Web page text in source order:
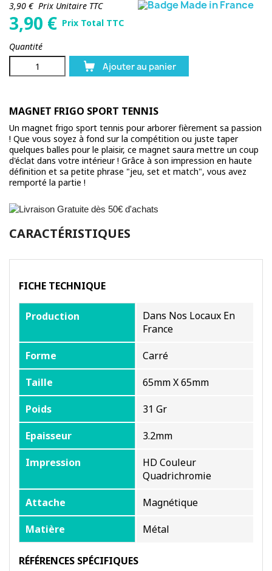
3,90 €Prix Unitaire TTC
3,90 € Prix Total TTC
Quantité
Ajouter au panier
MAGNET FRIGO SPORT TENNIS
Un magnet frigo sport tennis pour arborer fièrement sa passion
! Que vous soyez à fond sur la compétition ou juste taper
quelques balles pour le plaisir, ce magnet saura mettre un coup
d'éclat dans votre intérieur ! Grâce à son impression en haute
définition et sa petite phrase "jeu, set et match", vous avez
remporté la partie !
CARACTÉRISTIQUES
FICHE TECHNIQUE
Production
Dans Nos Locaux En
France
Forme
Carré
Taille
65mm X 65mm
Poids
31 Gr
Epaisseur
3.2mm
Impression
HD Couleur
Quadrichromie
Attache
Magnétique
Matière
Métal
RÉFÉRENCES SPÉCIFIQUES